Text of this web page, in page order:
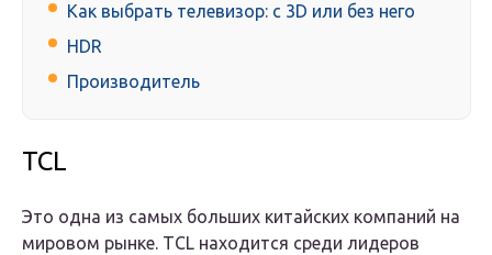
Как выбрать телевизор: с 3D или без него
HDR
Производитель
TCL
Это одна из самых больших китайских компаний на
мировом рынке. TCL находится среди лидеров